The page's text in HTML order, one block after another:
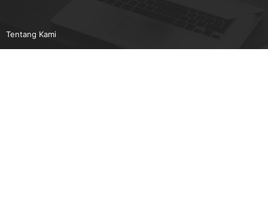
Tentang Kami
Pedoman Media Siber